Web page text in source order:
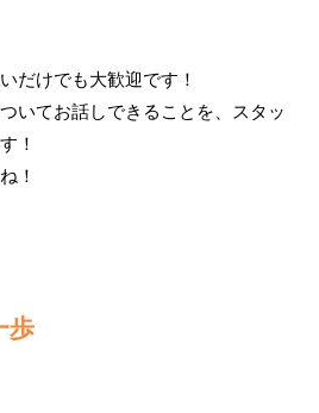
だけでも大歓迎です！
いてお話しできることを、スタッ
！
！
歩